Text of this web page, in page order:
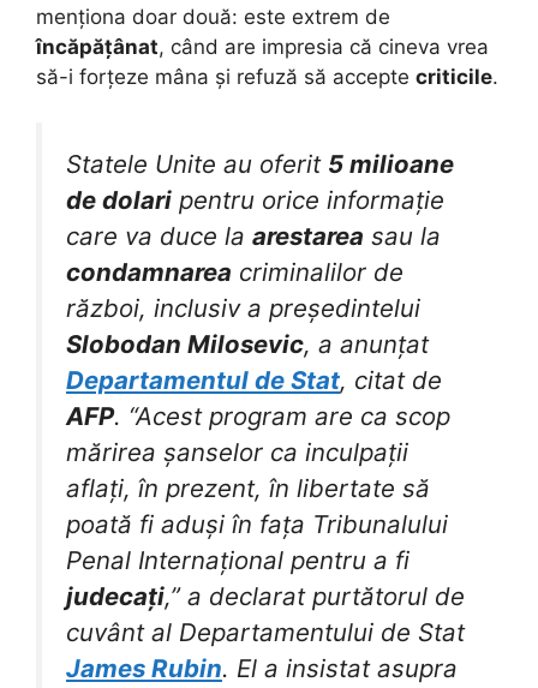
menționa doar două: este extrem de
încăpățânat, când are impresia că cineva vrea
să-i forțeze mâna și refuză să accepte criticile.
Statele Unite au oferit 5 milioane
de dolari pentru orice informație
care va duce la arestarea sau la
condamnarea criminalilor de
război, inclusiv a președintelui
Slobodan Milosevic, a anunțat
Departamentul de Stat, citat de
AFP. “Acest program are ca scop
mărirea șanselor ca inculpații
aflați, în prezent, în libertate să
poată fi aduși în fața Tribunalului
Penal Internațional pentru a fi
judecați,” a declarat purtătorul de
cuvânt al Departamentului de Stat
James Rubin. El a insistat asupra